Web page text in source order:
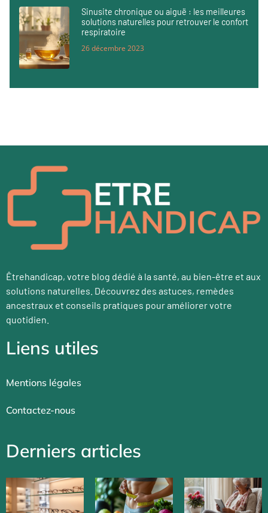
Sinusite chronique ou aiguë : les meilleures
solutions naturelles pour retrouver le confort
respiratoire
26 décembre 2023
Êtrehandicap, votre blog dédié à la santé, au bien-être et aux
solutions naturelles. Découvrez des astuces, remèdes
ancestraux et conseils pratiques pour améliorer votre
quotidien.
Liens utiles
Mentions légales
Contactez-nous
Derniers articles